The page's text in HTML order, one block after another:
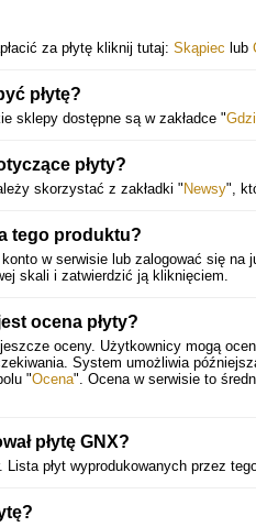
za płytę kliknij tutaj: Skąpiec lub
płytę?
sklepy dostępne są w zakładce "
płyty?
skorzystać z zakładki "Newsy",
tego produktu?
w serwisie lub zalogować się na
skali i zatwierdzić ją kliknięciem.
ocena płyty?
jeszcze oceny. Użytkownicy mogą
System umożliwia
"Ocena". Ocena w serwisie to
płytę GNX?
Lista płyt wyprodukowanych przez